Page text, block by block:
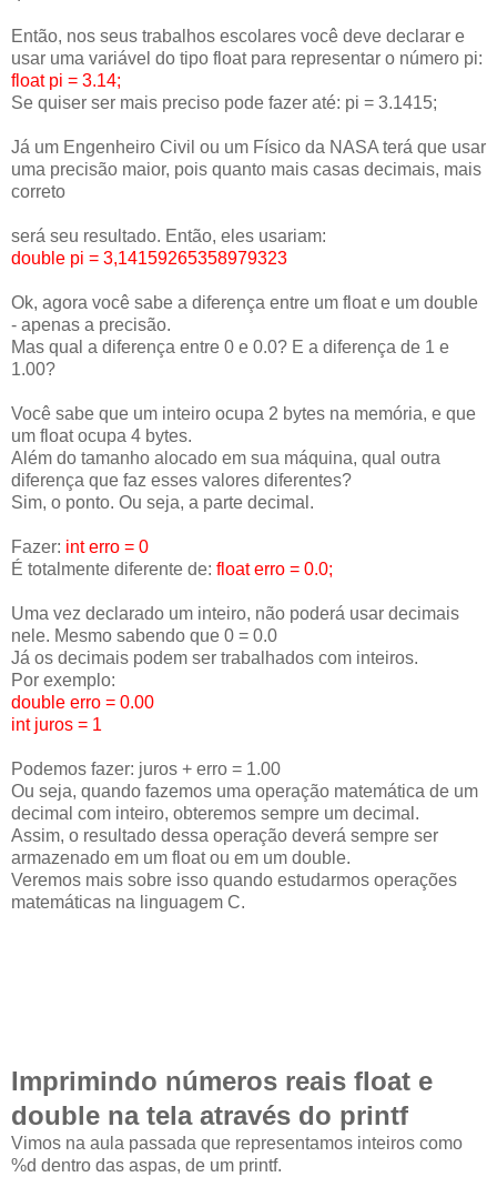
Então, nos seus trabalhos escolares você deve declarar e
usar uma variável do tipo float para representar o número pi:
float pi = 3.14;
Se quiser ser mais preciso pode fazer até: pi = 3.1415;
Já um Engenheiro Civil ou um Físico da NASA terá que usar
uma precisão maior, pois quanto mais casas decimais, mais
correto
será seu resultado. Então, eles usariam:
double pi = 3,14159265358979323
Ok, agora você sabe a diferença entre um float e um double
- apenas a precisão.
Mas qual a diferença entre 0 e 0.0? E a diferença de 1 e
1.00?
Você sabe que um inteiro ocupa 2 bytes na memória, e que
um float ocupa 4 bytes.
Além do tamanho alocado em sua máquina, qual outra
diferença que faz esses valores diferentes?
Sim, o ponto. Ou seja, a parte decimal.
Fazer: int erro = 0
É totalmente diferente de: float erro = 0.0;
Uma vez declarado um inteiro, não poderá usar decimais
nele. Mesmo sabendo que 0 = 0.0
Já os decimais podem ser trabalhados com inteiros.
Por exemplo:
double erro = 0.00
int juros = 1
Podemos fazer: juros + erro = 1.00
Ou seja, quando fazemos uma operação matemática de um
decimal com inteiro, obteremos sempre um decimal.
Assim, o resultado dessa operação deverá sempre ser
armazenado em um float ou em um double.
Veremos mais sobre isso quando estudarmos operações
matemáticas na linguagem C.
Imprimindo números reais float e
double na tela através do printf
Vimos na aula passada que representamos inteiros como
%d dentro das aspas, de um printf.